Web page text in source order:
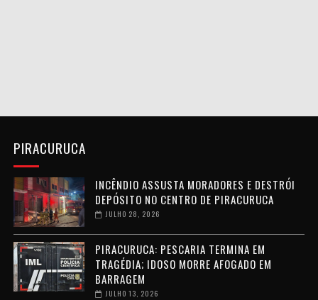
PIRACURUCA
INCÊNDIO ASSUSTA MORADORES E DESTRÓI
DEPÓSITO NO CENTRO DE PIRACURUCA
JULHO 28, 2026
PIRACURUCA: PESCARIA TERMINA EM
TRAGÉDIA; IDOSO MORRE AFOGADO EM
BARRAGEM
JULHO 13, 2026